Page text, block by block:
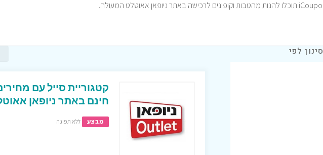
קטגוריית סייל עם
חינם באתר ניופאן
מבצע ללא תפוגה
סינון לפי